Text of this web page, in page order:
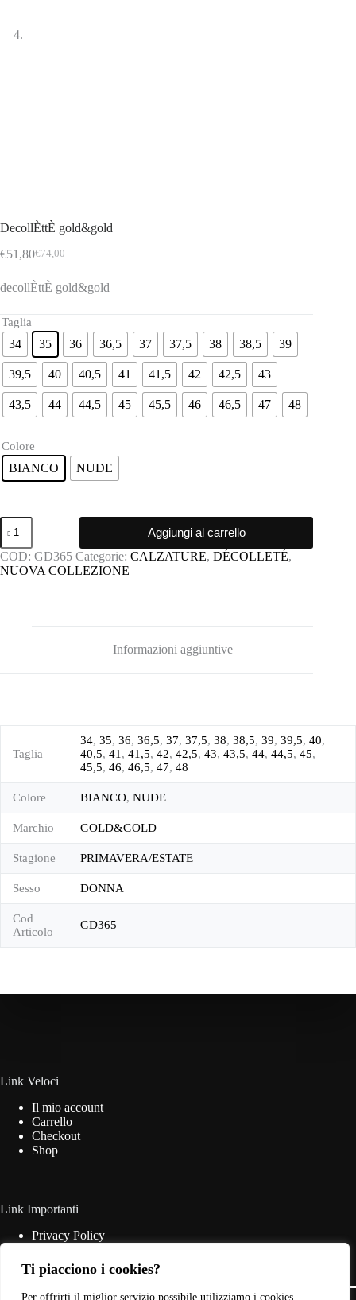
Ti piacciono i cookies?
Per offrirti il miglior servizio possibile utilizziamo i cookies.
DecollÈttÈ gold&gold
€74,00
Il
originale
€51,80Il
attuale
decollÈttÈ gold&gold
Taglia
34 35 36 36,5 37 37,5 38 38,5 39
39,5 40 40,5 41 41,5 42 42,5 43
43,5 44 44,5 45 45,5 46 46,5 47 48
Colore
BIANCO NUDE
DecollÈttÈ
gold&gold
quantità
Aggiungi al carrello
COD: GD365 Categorie: CALZATURE, DÉCOLLETÉ,
NUOVA COLLEZIONE
Informazioni aggiuntive
Taglia
34, 35, 36, 36,5, 37, 37,5, 38, 38,5, 39, 39,5, 40,
40,5, 41, 41,5, 42, 42,5, 43, 43,5, 44, 44,5, 45,
45,5, 46, 46,5, 47, 48
Colore BIANCO, NUDE
Marchio GOLD&GOLD
Stagione PRIMAVERA/ESTATE
Sesso DONNA
Cod
Articolo
GD365
Link Veloci
Il mio account
Carrello
Checkout
Shop
Link Importanti
Privacy Policy
Termini & Condizioni
Contatti
© 2026 - Web Powered byDylog Italia S.p.A.